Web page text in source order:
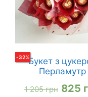
-32%Букет з
Перламутр
1 205грн 825